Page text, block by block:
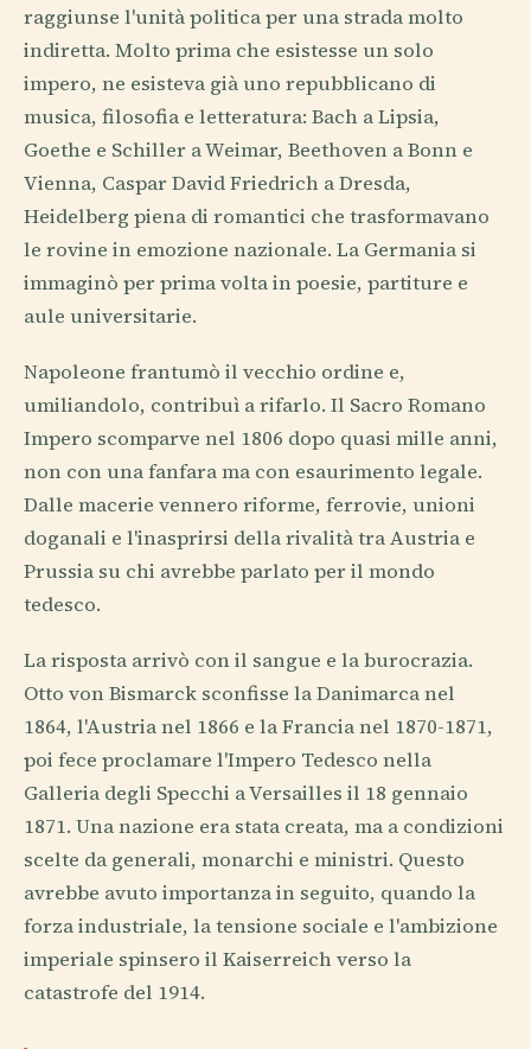
raggiunse l'unità politica per una strada molto
indiretta. Molto prima che esistesse un solo
impero, ne esisteva già uno repubblicano di
musica, filosofia e letteratura: Bach a Lipsia,
Goethe e Schiller a Weimar, Beethoven a Bonn e
Vienna, Caspar David Friedrich a Dresda,
Heidelberg piena di romantici che trasformavano
le rovine in emozione nazionale. La Germania si
immaginò per prima volta in poesie, partiture e
aule universitarie.
Napoleone frantumò il vecchio ordine e,
umiliandolo, contribuì a rifarlo. Il Sacro Romano
Impero scomparve nel 1806 dopo quasi mille anni,
non con una fanfara ma con esaurimento legale.
Dalle macerie vennero riforme, ferrovie, unioni
doganali e l'inasprirsi della rivalità tra Austria e
Prussia su chi avrebbe parlato per il mondo
tedesco.
La risposta arrivò con il sangue e la burocrazia.
Otto von Bismarck sconfisse la Danimarca nel
1864, l'Austria nel 1866 e la Francia nel 1870-1871,
poi fece proclamare l'Impero Tedesco nella
Galleria degli Specchi a Versailles il 18 gennaio
1871. Una nazione era stata creata, ma a condizioni
scelte da generali, monarchi e ministri. Questo
avrebbe avuto importanza in seguito, quando la
forza industriale, la tensione sociale e l'ambizione
imperiale spinsero il Kaiserreich verso la
catastrofe del 1914.